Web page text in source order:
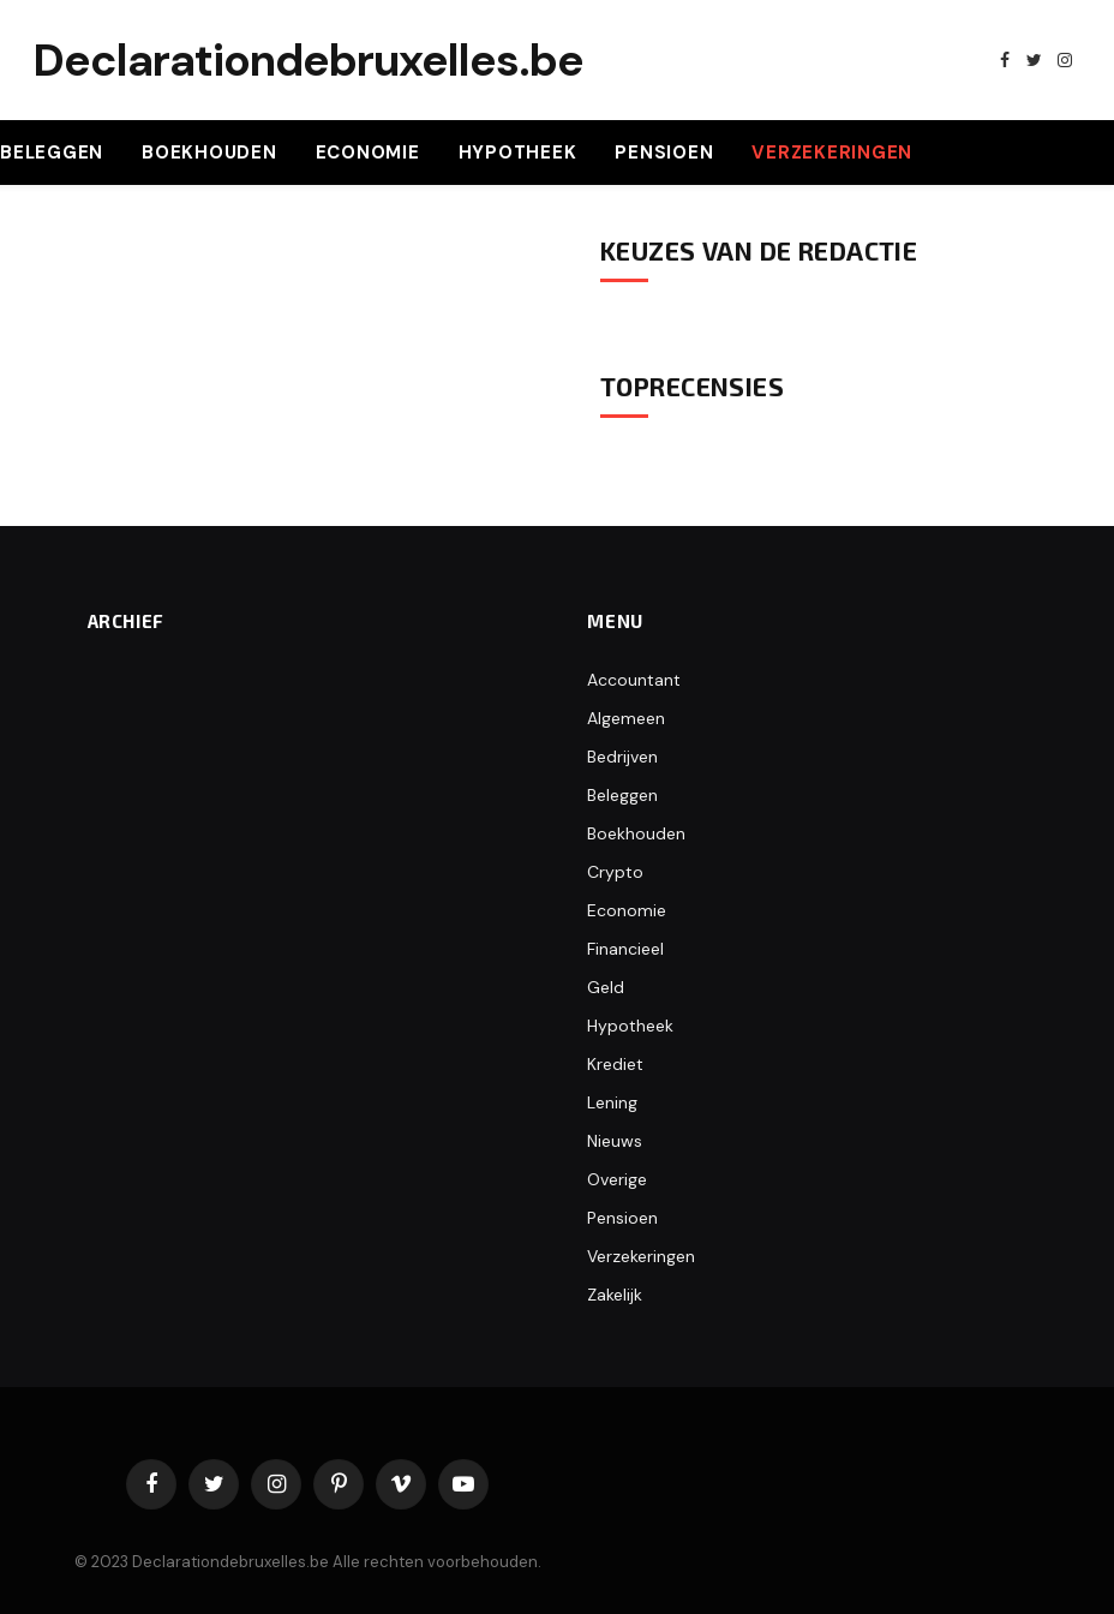
Declarationdebruxelles.be Facebook
Twitter
BELEGGEN BOEKHOUDEN ECONOMIE HYPOTHEEK PENSIOEN VERZEKERINGEN
KEUZES VAN DE REDACTIE
TOPRECENSIES
ARCHIEF MENU
Accountant
Algemeen
Bedrijven
Beleggen
Boekhouden
Crypto
Economie
Financieel
Geld
Hypotheek
Krediet
Lening
Nieuws
Overige
Pensioen
Verzekeringen
Zakelijk
FacebookTwitter InstagramPinterestVimeo YouTube
© 2023 Declarationdebruxelles.be Alle rechten voorbehouden.